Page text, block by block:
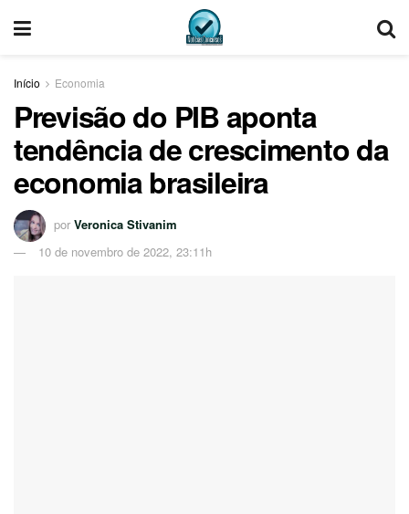
Início Economia
Previsão do PIB aponta
tendência de crescimento da
economia brasileira
por Veronica Stivanim
10 de novembro de 2022, 23:11h